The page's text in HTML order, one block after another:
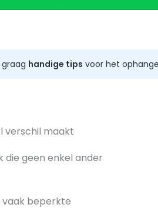
graag handige tips voor het
verschil maakt
die geen enkel ander
vaak beperkte